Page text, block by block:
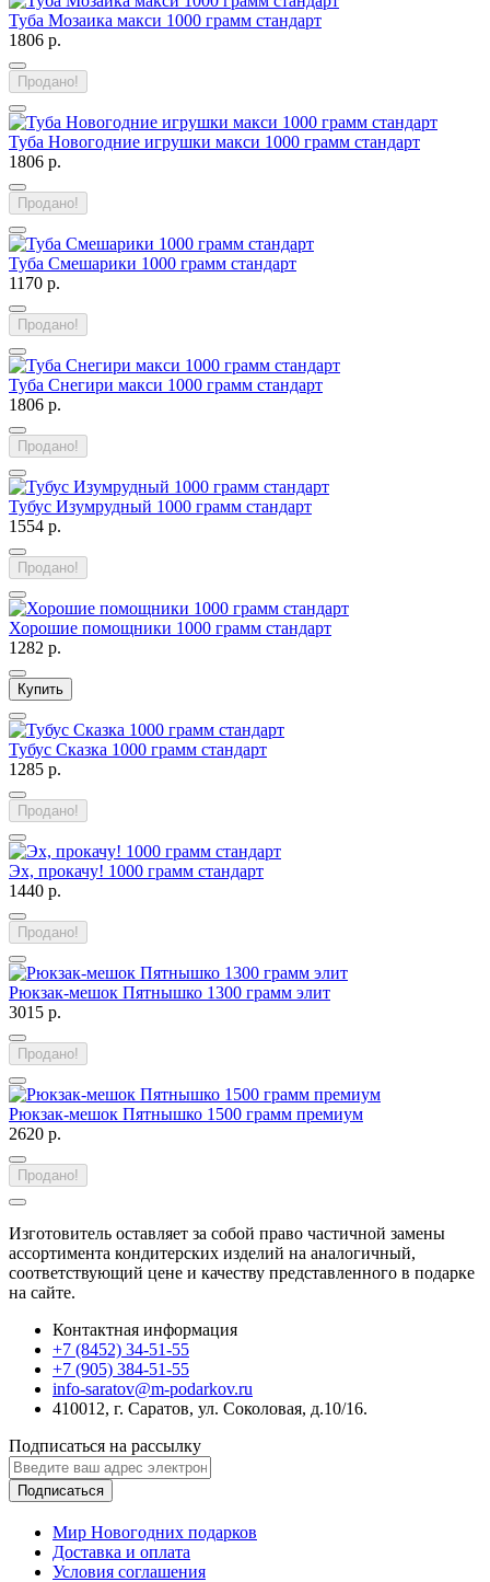
Туба Мозаика макси 1000 грамм стандарт
1806 р.
Продано!
Туба Новогодние игрушки макси 1000 грамм стандарт
1806 р.
Продано!
Туба Смешарики 1000 грамм стандарт
1170 р.
Продано!
Туба Снегири макси 1000 грамм стандарт
1806 р.
Продано!
Тубус Изумрудный 1000 грамм стандарт
1554 р.
Продано!
Хорошие помощники 1000 грамм стандарт
1282 р.
Купить
Тубус Сказка 1000 грамм стандарт
1285 р.
Продано!
Эх, прокачу! 1000 грамм стандарт
1440 р.
Продано!
Рюкзак-мешок Пятнышко 1300 грамм элит
3015 р.
Продано!
Рюкзак-мешок Пятнышко 1500 грамм премиум
2620 р.
Продано!
Изготовитель оставляет за собой право частичной замены
ассортимента кондитерских изделий на аналогичный,
соответствующий цене и качеству представленного в подарке
на сайте.
Контактная информация
+7 (8452) 34-51-55
+7 (905) 384-51-55
info-saratov@m-podarkov.ru
410012, г. Саратов, ул. Соколовая, д.10/16.
Подписаться на рассылку
Подписаться
Мир Новогодних подарков
Доставка и оплата
Условия соглашения